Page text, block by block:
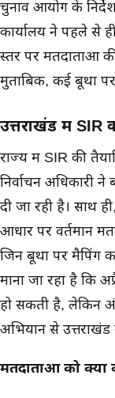
चुनाव आयोग के
कार्यालय ने पहले से
स्तर पर मतदाताओं
मुताबिक, कई बूथों
उत्तराखंड में SIR
राज्य में SIR की
निर्वाचन अधिकारी
दी जा रही है। साथ
आधार पर वर्तमान
जिन बूथों पर मैपिंग
माना जा रहा है कि
हो सकती है, लेकिन
अभियान से
मतदाताओं को क्या